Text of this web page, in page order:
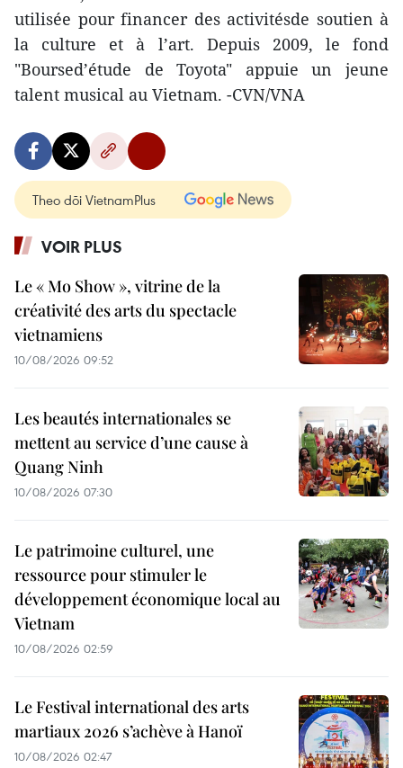
utilisée pour financer des activitésde soutien à
la culture et à l’art. Depuis 2009, le fond
"Boursed’étude de Toyota" appuie un jeune
talent musical au Vietnam. -CVN/VNA
Theo dõi VietnamPlus
VOIR PLUS
Le « Mo Show », vitrine de la
créativité des arts du spectacle
vietnamiens
10/08/2026 09:52
Les beautés internationales se
mettent au service d’une cause à
Quang Ninh
10/08/2026 07:30
Le patrimoine culturel, une
ressource pour stimuler le
développement économique local au
Vietnam
10/08/2026 02:59
Le Festival international des arts
martiaux 2026 s’achève à Hanoï
10/08/2026 02:47